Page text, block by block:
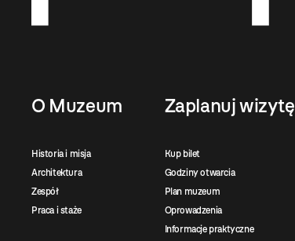
O Muzeum
Historia i misja
Architektura
Zespół
Praca i staże
Zaplanuj wizytę
Kup bilet
Godziny otwarcia
Plan muzeum
Oprowadzenia
Informacje praktyczne